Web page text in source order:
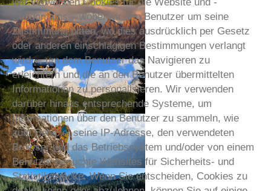
Subdomains – wobei wir den Benutzer um seine
Zustimmung bitten, wo dies ausdrücklich per Gesetz
oder anderen einschlägigen Bestimmungen verlangt
wird –, um dem Benutzer das Navigieren zu
erleichtern und die an den Benutzer übermittelten
Informationen zu personalisieren. Wir verwenden
darüber hinaus entsprechende Systeme, um
Informationen über den Benutzer zu sammeln, wie
zum Beispiel seine IP-Adresse, den verwendeten
Browser und das Betriebssystem und/oder von einem
Benutzer besuchte Websites für Sicherheits- und
Statistikzwecke. Wenn Sie entscheiden, Cookies zu